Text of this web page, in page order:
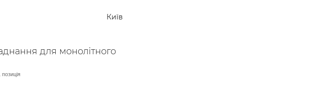
Київ
для монолітного
позиція